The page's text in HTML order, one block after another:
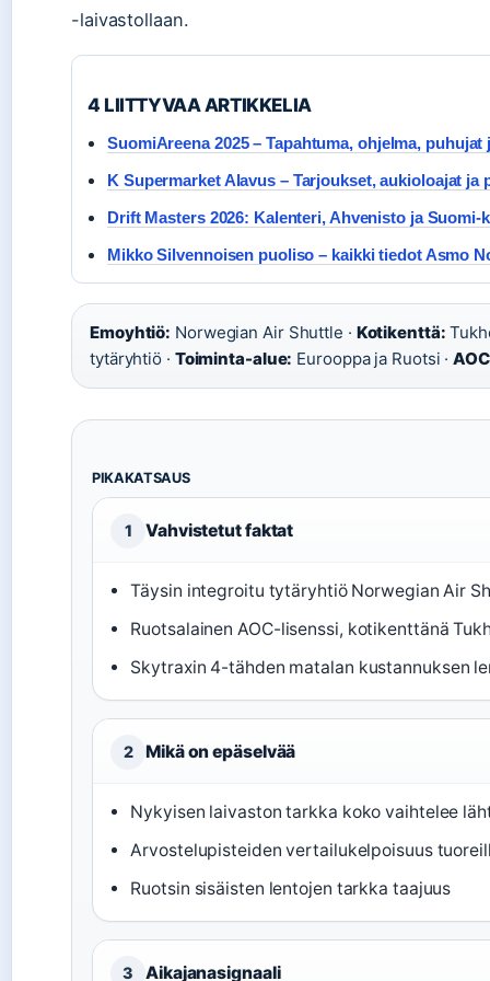
-laivastollaan.
4 LIITTYVAA ARTIKKELIA
SuomiAreena 2025 – Tapahtuma, ohjelma, puhujat
K Supermarket Alavus – Tarjoukset, aukioloajat ja
Drift Masters 2026: Kalenteri, Ahvenisto ja Suomi-
Mikko Silvennoisen puoliso – kaikki tiedot Asmo
Emoyhtiö: Norwegian Air Shuttle · Kotikenttä:
tytäryhtiö · Toiminta-alue: Eurooppa ja Ruotsi ·
PIKAKATSAUS
1 Vahvistetut faktat
Täysin integroitu tytäryhtiö Norwegian Air
Ruotsalainen AOC-lisenssi, kotikenttänä
Skytraxin 4-tähden matalan kustannuksen
2 Mikä on epäselvää
Nykyisen laivaston tarkka koko vaihtelee
Arvostelupisteiden vertailukelpoisuus
Ruotsin sisäisten lentojen tarkka taajuus
3 Aikajanasignaali